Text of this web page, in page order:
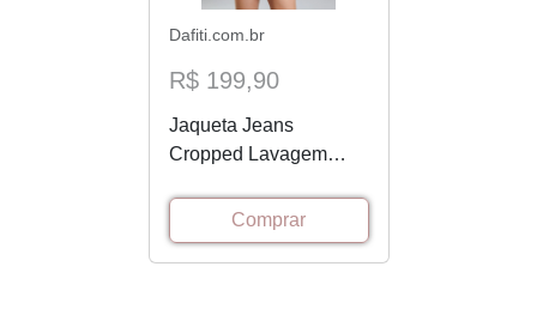
Dafiti.com.br
R$ 199,90
Jaqueta Jeans
Cropped Lavagem
Dialogo Jeans
Comprar